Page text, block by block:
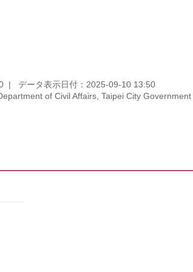
データ表示日付：2025-09-10 13:50
of Civil Affairs, Taipei City Government